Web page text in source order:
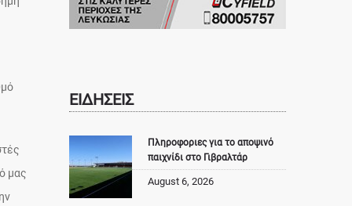
μας
ΕΙΔΗΣΕΙΣ
Πληροφοριες για το αποψινό
παιχνίδι στο Γιβραλτάρ
August 6, 2026